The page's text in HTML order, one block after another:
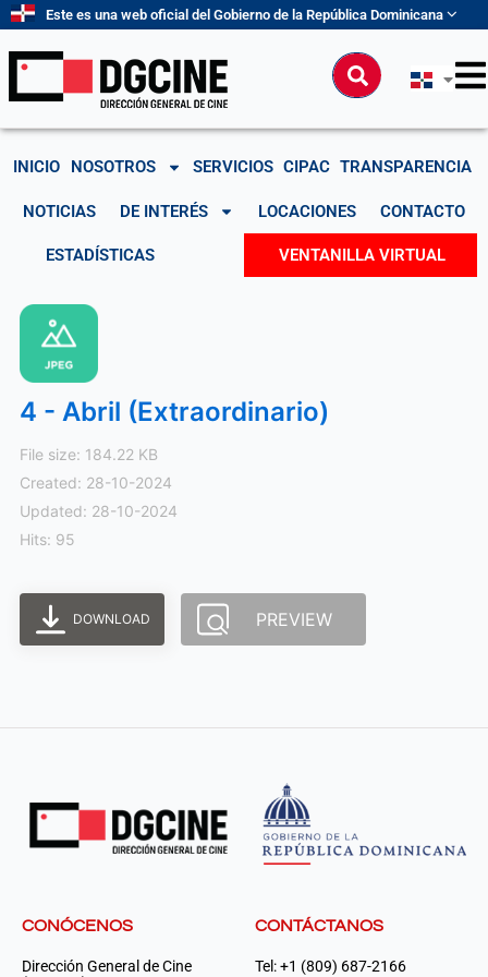
contenido
Este es una web oficial del Gobierno de la República Dominicana
Buscar
INICIO NOSOTROS SERVICIOS CIPAC TRANSPARENCIA
NOTICIAS DE INTERÉS LOCACIONES CONTACTO
ESTADÍSTICAS VENTANILLA VIRTUAL
4 - Abril (Extraordinario)
File size: 184.22 KB
Created: 28-10-2024
Updated: 28-10-2024
Hits: 95
DOWNLOAD PREVIEW
CONÓCENOS
Dirección General de Cine
CONTÁCTANOS
Tel: +1 (809) 687-2166